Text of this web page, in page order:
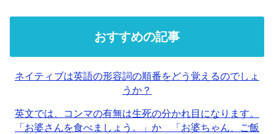
おすすめの記事
ネイティブは英語の形容詞の順番をどう覚えるのでしょ
うか？
英文では、コンマの有無は生死の分かれ目になります。
「お婆さんを食べましょう。」か 「お婆ちゃん、ご飯